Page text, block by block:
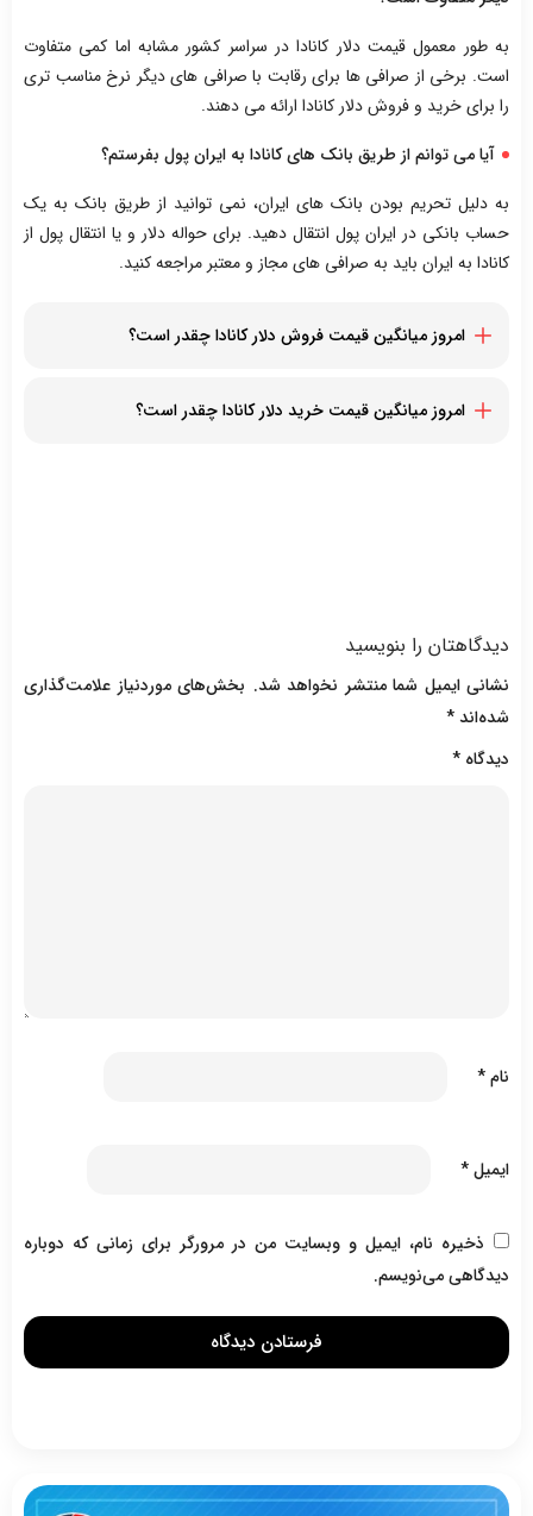
به طور معمول قیمت دلار کانادا در سراسر کشور مشابه اما کمی متفاوت
است. برخی از صرافی ها برای رقابت با صرافی های دیگر نرخ مناسب تری
را برای خرید و فروش دلار کانادا ارائه می دهند.
آیا می توانم از طریق بانک های کانادا به ایران پول بفرستم؟
به دلیل تحریم بودن بانک های ایران، نمی توانید از طریق بانک به یک
حساب بانکی در ایران پول انتقال دهید. برای حواله دلار و یا انتقال پول از
کانادا به ایران باید به صرافی های مجاز و معتبر مراجعه کنید.
امروز میانگین قیمت فروش دلار کانادا چقدر است؟
امروز میانگین قیمت خرید دلار کانادا چقدر است؟
دیدگاهتان را بنویسید
نشانی ایمیل شما منتشر نخواهد شد. بخش‌های موردنیاز علامت‌گذاری
شده‌اند*
دیدگاه *
نام*
ایمیل*
ذخیره نام، ایمیل و وبسایت من در مرورگر برای زمانی که دوباره
دیدگاهی می‌نویسم.